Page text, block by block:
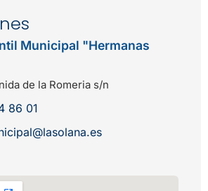
Municipal "Hermanas
de la Romeria s/n
86 01